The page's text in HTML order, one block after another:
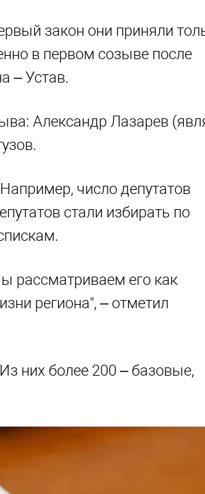
закон они приняли
в первом созыве после
– Устав.
Александр Лазарев
число депутатов
стали избирать по
рассматриваем его как
региона", – отметил
них более 200 – базовые,